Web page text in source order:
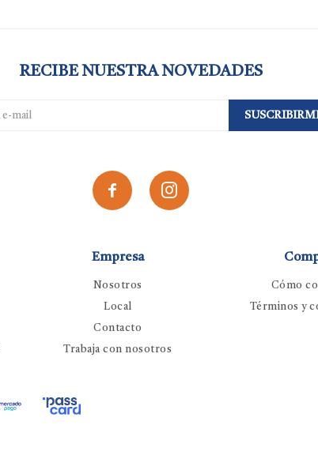
Empresa
Nosotros
Local
Contacto
Trabaja con nosotros
Cómo
Términos y
RECIBE NUESTRA NOVEDADES
 